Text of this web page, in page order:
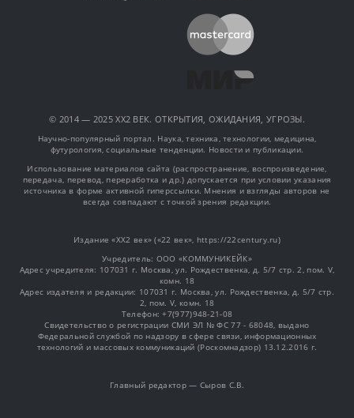
© 2014 — 2025 XX2 ВЕК. ОТКРЫТИЯ, ОЖИДАНИЯ, УГРОЗЫ.
Научно-популярный портал. Наука, техника, технологии, медицина,
футурология, социальные тенденции. Новости и публикации.
Использование материалов сайта (распространение, воспроизведение,
передача, перевод, переработка и др.) допускается при условии указания
источника в форме активной гиперссылки. Мнения и взгляды авторов не
всегда совпадают с точкой зрения редакции.
Издание «XX2 век» («22 век», https://22century.ru)
Учредитель: OOO «КОММУНИКЕЙК»
Адрес учредителя: 107031 г. Москва, ул. Рождественка, д. 5/7 стр. 2, пом. V,
комн. 18
Адрес издателя и редакции: 107031 г. Москва, ул. Рождественка, д. 5/7 стр.
2, пом. V, комн. 18
Телефон: +7(977)948-21-08
Свидетельство о регистрации СМИ ЭЛ № ФС 77 - 68048, выдано
Федеральной службой по надзору в сфере связи, информационных
технологий и массовых коммуникаций (Роскомнадзор) 13.12.2016 г.
Главный редактор — Сыров С.В.